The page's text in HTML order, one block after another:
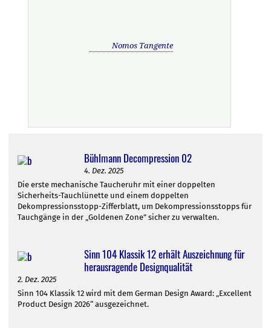
Nomos Tangente
Bühlmann Decompression 02
4. Dez. 2025
Die erste mechanische Taucheruhr mit einer doppelten
Sicherheits-Tauchlünette und einem doppelten
Dekompressionsstopp-Zifferblatt, um Dekompressionsstopps für
Tauchgänge in der „Goldenen Zone” sicher zu verwalten.
Sinn 104 Klassik 12 erhält Auszeichnung für
herausragende Designqualität
2. Dez. 2025
Sinn 104 Klassik 12 wird mit dem German Design Award: „Excellent
Product Design 2026“ ausgezeichnet.